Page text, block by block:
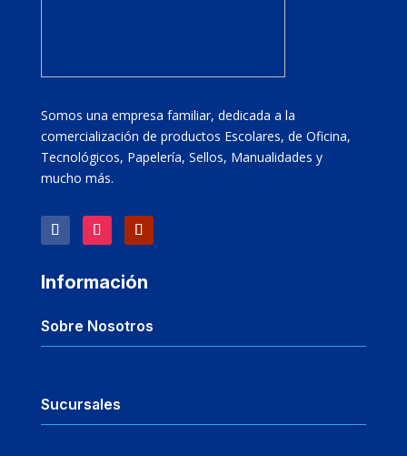
Somos una empresa familiar, dedicada a la
comercialización de productos Escolares, de Oficina,
Tecnológicos, Papelería, Sellos, Manualidades y
mucho más.
Información
Sobre Nosotros
Sucursales